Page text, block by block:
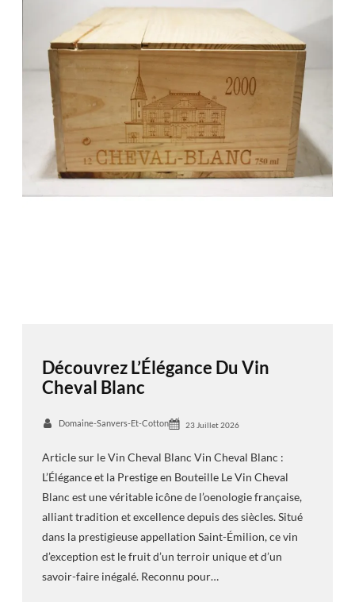
Découvrez L’Élégance Du Vin
Cheval Blanc
Domaine-Sanvers-Et-Cotton 23 Juillet 2026
Article sur le Vin Cheval Blanc Vin Cheval Blanc :
L’Élégance et la Prestige en Bouteille Le Vin Cheval
Blanc est une véritable icône de l’oenologie française,
alliant tradition et excellence depuis des siècles. Situé
dans la prestigieuse appellation Saint-Émilion, ce vin
d’exception est le fruit d’un terroir unique et d’un
savoir-faire inégalé. Reconnu pour…